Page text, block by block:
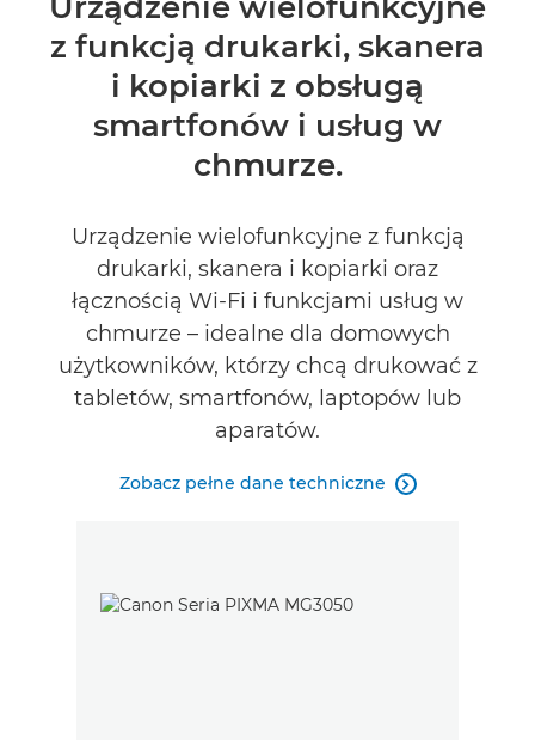
Dane techniczne
KUP ATRAMENT
z funkcją drukarki, skanera
i kopiarki z obsługą
smartfonów i usług w
chmurze.
Urządzenie wielofunkcyjne z funkcją
drukarki, skanera i kopiarki oraz
łącznością Wi-Fi i funkcjami usług w
chmurze – idealne dla domowych
użytkowników, którzy chcą drukować z
tabletów, smartfonów, laptopów lub
aparatów.
Zobacz pełne dane techniczne 